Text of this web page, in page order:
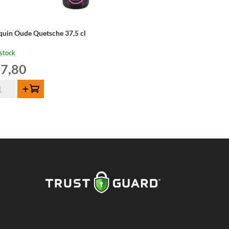
Oude Quetsche 37,5 cl
7,80
Ajouter au panier